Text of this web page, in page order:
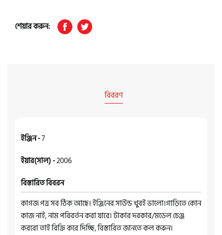
শেয়ার করুন:
বিবরণ
ইঞ্জিন -7
ইয়ার(সাল) -2006
বিস্তারিত বিবরন
কাগজ পত্র সব ঠিক আছে। ইঞ্জিনের সাউন্ড খুবই ভালো।গাড়িতে কোন
কাজ নাই, নাম পরিবর্তন করা যাবে। টাকার দরকার/মডেল চেঞ্জ
করবো তাই বিক্রি করে দিচ্ছি, বিস্তারিত জানতে কল করুন।